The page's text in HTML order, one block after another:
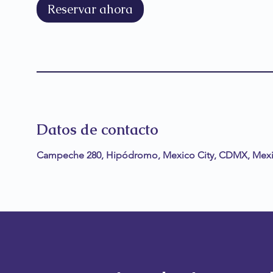
n
Reservar ahora
Datos de contacto
Campeche 280, Hipódromo, Mexico City, CDMX,